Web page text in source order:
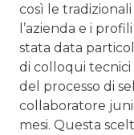
così le
l’azienda e i
stata data
di colloqui tecnici
del processo di
collaboratore
mesi. Questa